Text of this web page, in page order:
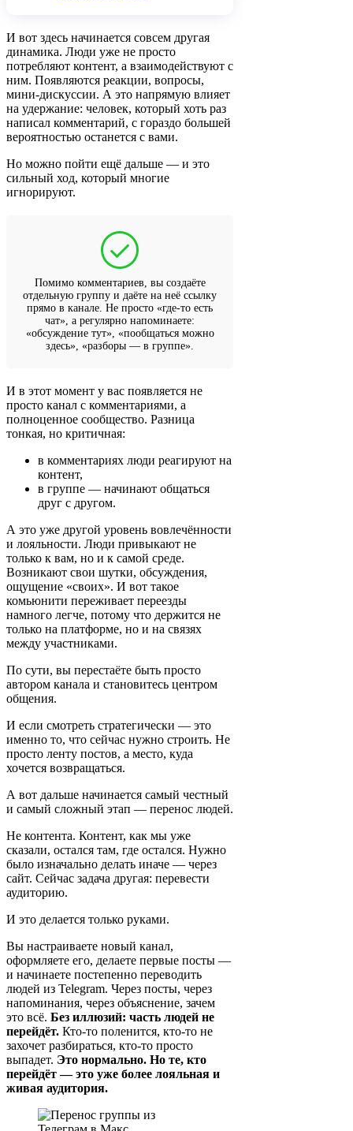
И вот здесь начинается совсем другая
динамика. Люди уже не просто
потребляют контент, а взаимодействуют с
ним. Появляются реакции, вопросы,
мини-дискуссии. А это напрямую влияет
на удержание: человек, который хоть раз
написал комментарий, с гораздо большей
вероятностью останется с вами.
Но можно пойти ещё дальше — и это
сильный ход, который многие
игнорируют.
Помимо комментариев, вы создаёте
отдельную группу и даёте на неё ссылку
прямо в канале. Не просто «где-то есть
чат», а регулярно напоминаете:
«обсуждение тут», «пообщаться можно
здесь», «разборы — в группе».
И в этот момент у вас появляется не
просто канал с комментариями, а
полноценное сообщество. Разница
тонкая, но критичная:
в комментариях люди реагируют на
контент,
в группе — начинают общаться
друг с другом.
А это уже другой уровень вовлечённости
и лояльности. Люди привыкают не
только к вам, но и к самой среде.
Возникают свои шутки, обсуждения,
ощущение «своих». И вот такое
комьюнити переживает переезды
намного легче, потому что держится не
только на платформе, но и на связях
между участниками.
По сути, вы перестаёте быть просто
автором канала и становитесь центром
общения.
И если смотреть стратегически — это
именно то, что сейчас нужно строить. Не
просто ленту постов, а место, куда
хочется возвращаться.
А вот дальше начинается самый честный
и самый сложный этап — перенос людей.
Не контента. Контент, как мы уже
сказали, остался там, где остался. Нужно
было изначально делать иначе — через
сайт. Сейчас задача другая: перевести
аудиторию.
И это делается только руками.
Вы настраиваете новый канал,
оформляете его, делаете первые посты —
и начинаете постепенно переводить
людей из Telegram. Через посты, через
напоминания, через объяснение, зачем
это всё. Без иллюзий: часть людей не
перейдёт. Кто-то поленится, кто-то не
захочет разбираться, кто-то просто
выпадет. Это нормально. Но те, кто
перейдёт — это уже более лояльная и
живая аудитория.